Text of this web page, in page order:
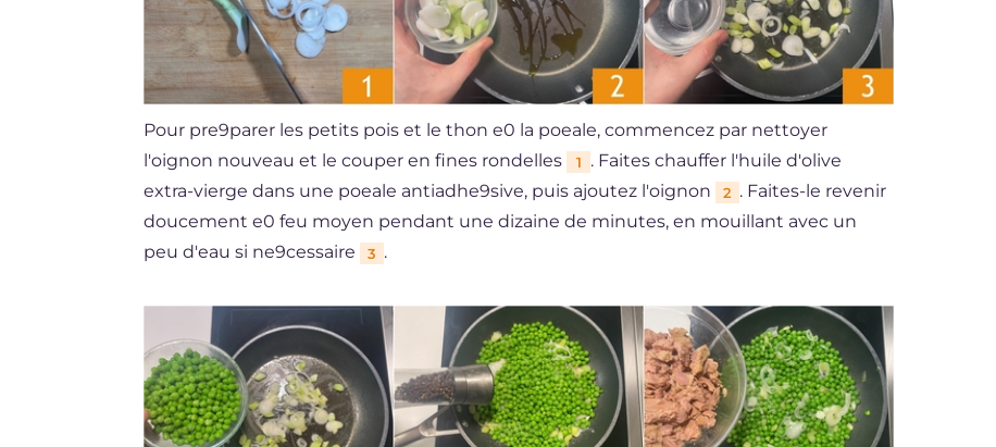
Pour pre9parer les petits pois et le thon e0 la poeale, commencez par nettoyer
l'oignon nouveau et le couper en fines rondelles
1
. Faites chauffer l'huile d'olive
extra-vierge dans une poeale antiadhe9sive, puis ajoutez l'oignon
2 . Faites-le revenir
doucement e0 feu moyen pendant une dizaine de minutes, en mouillant avec un
peu d'eau si ne9cessaire
3 .